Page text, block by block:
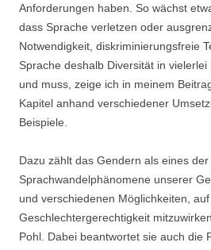
Anforderungen haben. So wächst
dass Sprache verletzen oder
Notwendigkeit, diskriminierungsfreie
Sprache deshalb Diversität in
und muss, zeige ich in meinem
Kapitel anhand verschiedener
Beispiele.
Dazu zählt das Gendern als eines
Sprachwandelphänomene unserer
und verschiedenen Möglichkeiten,
Geschlechtergerechtigkeit
Pohl. Dabei beantwortet sie auch die